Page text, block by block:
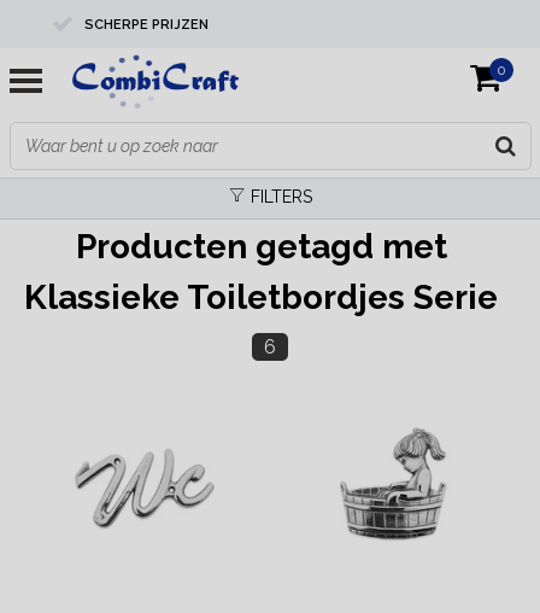
SCHERPE PRIJZEN
PROFESSIONELE KWALITEIT
EXPERTS IN MAATWERK
0
FILTERS
Producten getagd met
Klassieke Toiletbordjes Serie
6